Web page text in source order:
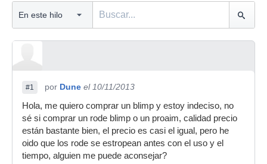
#1 por Dune el 10/11/2013
Hola, me quiero comprar un blimp y estoy indeciso, no
sé si comprar un rode blimp o un proaim, calidad precio
están bastante bien, el precio es casi el igual, pero he
oido que los rode se estropean antes con el uso y el
tiempo, alguien me puede aconsejar?